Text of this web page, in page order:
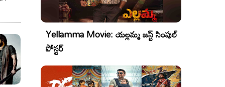
Yellamma Movie: యల్లమ్మ జస్ట్ సింపుల్
పోస్టర్